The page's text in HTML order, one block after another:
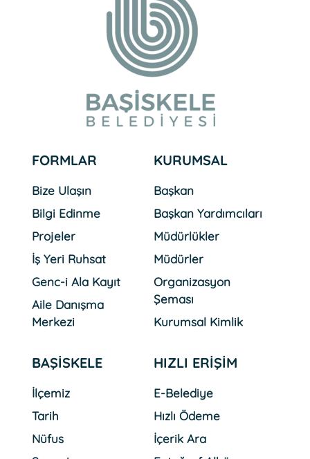
FORMLAR
Bize Ulaşın
Bilgi Edinme
Projeler
İş Yeri Ruhsat
Genc-i Ala Kayıt
Aile Danışma
Merkezi
KURUMSAL
Başkan
Başkan Yardımcıları
Müdürlükler
Müdürler
Organizasyon
Şeması
Kurumsal Kimlik
BAŞİSKELE
İlçemiz
Tarih
Nüfus
HIZLI ERİŞİM
E-Belediye
Hızlı Ödeme
İçerik Ara